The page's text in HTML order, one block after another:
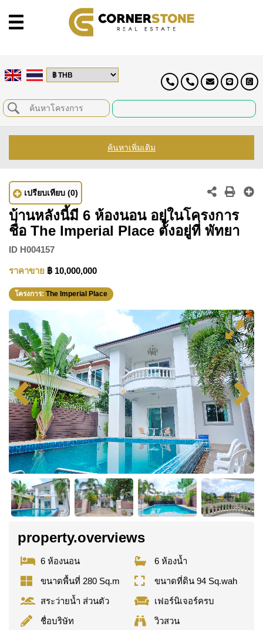
ค้นหาเพิ่มเติม
เปรียบเทียบ (0)
บ้านหลังนี้มี 6 ห้องนอน อยู่ในโครงการ
ชื่อ The Imperial Place ตั้งอยู่ที่ พัทยา
ID H004157
ราคาขาย ฿ 10,000,000
โครงการ: The Imperial Place
property.overviews
6 ห้องนอน
6 ห้องน้ำ
ขนาดพื้นที่ 280 Sq.m
ขนาดที่ดิน 94 Sq.wah
สระว่ายน้ำ ส่วนตัว
เฟอร์นิเจอร์ครบ
ชื่อบริษัท
วิวสวน